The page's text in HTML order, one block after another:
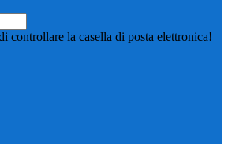
controllare la casella di posta elettronica!